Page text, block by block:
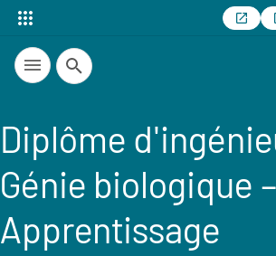
Recherche
Diplôme
Génie biologique –
Apprentissage